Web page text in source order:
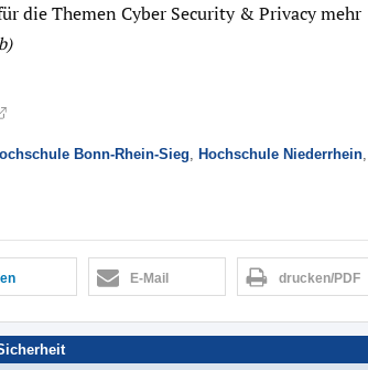
die Themen Cyber Security & Privacy mehr
Bonn-Rhein-Sieg, Hochschule Niederrhein,
E-Mail drucken/PDF